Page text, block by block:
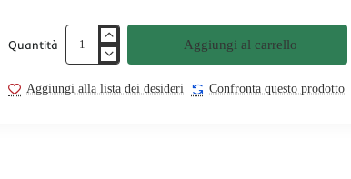
Quantità Aggiungi al carrello
Aggiungi alla lista dei desideri Confronta questo prodotto